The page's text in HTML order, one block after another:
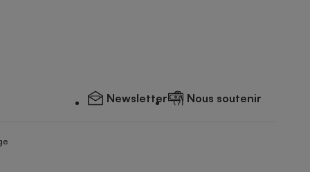
Newsletter Nous soutenir